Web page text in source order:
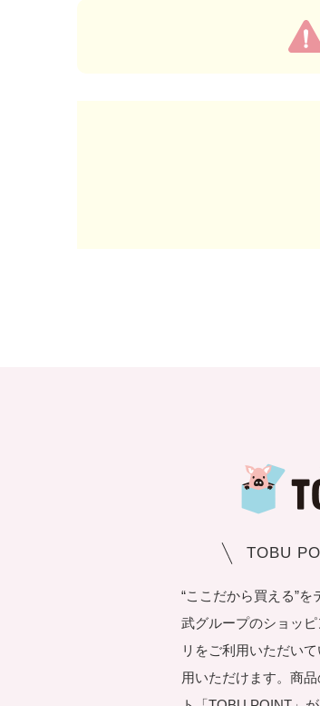
TOBU
“ここだから買える”
武グループのショッ
リをご利用いただい
用いただけます。商